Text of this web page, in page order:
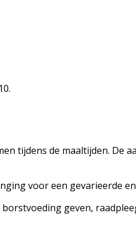
tijdens de maaltijden.
voor een gevarieerde
geven,